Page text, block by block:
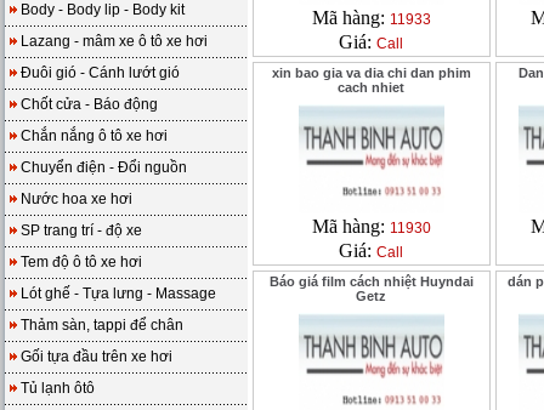
Body - Body lip - Body kit
Lazang - mâm xe ô tô xe hơi
Đuôi gió - Cánh lướt gió
Chốt cửa - Báo động
Chắn nắng ô tô xe hơi
Chuyển điện - Đổi nguồn
Nước hoa xe hơi
SP trang trí - độ xe
Tem độ ô tô xe hơi
Lót ghế - Tựa lưng - Massage
Thảm sàn, tappi để chân
Gối tựa đầu trên xe hơi
Tủ lạnh ôtô
Mã hàng: 11933
Giá:Call
xin bao gia va dia chi dan phim
cach nhiet
Mã hàng: 11930
Giá:Call
Báo giá film cách nhiệt Huyndai
Getz
dán